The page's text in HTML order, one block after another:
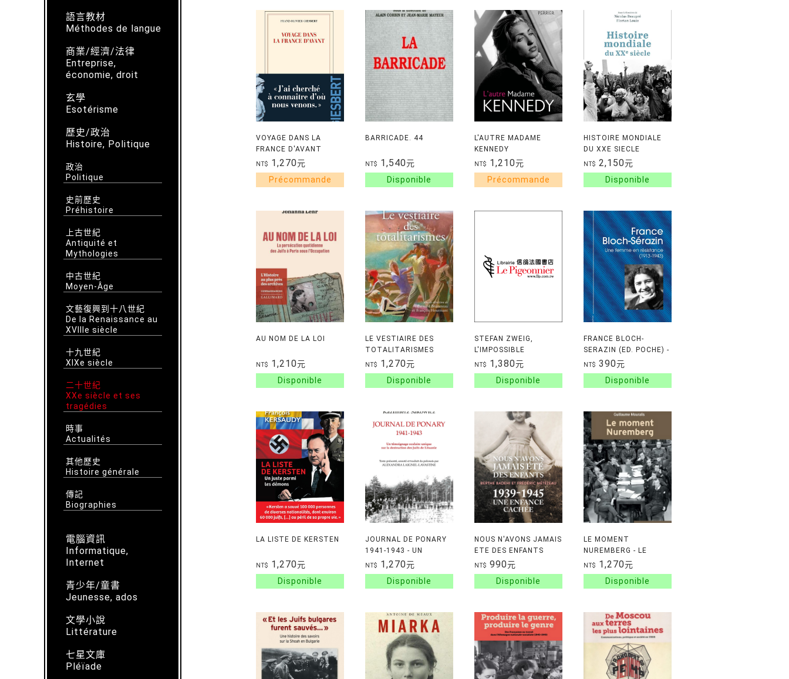
語言教材
Méthodes de langue
商業/經濟/法律
Entreprise,
économie, droit
玄學
Esotérisme
歷史/政治
Histoire, Politique
政治
Politique
史前歷史
Préhistoire
上古世紀
Antiquité et
Mythologies
中古世紀
Moyen-Âge
文藝復興到十八世紀
De la Renaissance au
XVIIIe siècle
十九世紀
XIXe siècle
二十世紀
XXe siècle et ses
tragédies
時事
Actualités
其他歷史
Histoire générale
傳記
Biographies
電腦資訊
Informatique,
Internet
青少年/童書
Jeunesse, ados
文學小說
Littérature
七星文庫
Pléïade
VOYAGE DANS LA
FRANCE D'AVANT
NT$ 1,270元
BARRICADE. 44
NT$ 1,540元
L'AUTRE MADAME
KENNEDY
NT$ 1,210元
HISTOIRE MONDIALE
DU XXE SIECLE
NT$ 2,150元
AU NOM DE LA LOI
NT$ 1,210元
LE VESTIAIRE DES
TOTALITARISMES
NT$ 1,270元
STEFAN ZWEIG,
L'IMPOSSIBLE
RENONCEMENT
NT$ 1,380元
FRANCE BLOCH-
SERAZIN (ED. POCHE) -
UNE FEMME EN
RESISTANCE (1913-
NT$ 390元
LA LISTE DE KERSTEN
NT$ 1,270元
JOURNAL DE PONARY
1941-1943 - UN
TEMOIGNAGE
OCULAIRE UNIQUE SUR
LA DESTRUCTION DES
NT$ 1,270元
NOUS N'AVONS JAMAIS
ETE DES ENFANTS
NT$ 990元
LE MOMENT
NUREMBERG - LE
PROCES
INTERNATIONAL, LES
LAWYERS E
NT$ 1,270元